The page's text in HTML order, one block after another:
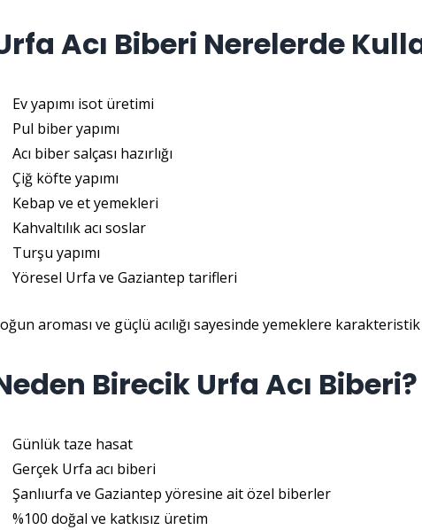
Acı Biberi Nerelerde
Ev yapımı isot üretimi
Pul biber yapımı
Acı biber salçası hazırlığı
Çiğ köfte yapımı
Kebap ve et yemekleri
Kahvaltılık acı soslar
Turşu yapımı
Yöresel Urfa ve Gaziantep tarifleri
aroması ve güçlü acılığı sayesinde yemeklere karakteristik
Birecik Urfa Acı Biberi?
Günlük taze hasat
Gerçek Urfa acı biberi
Şanlıurfa ve Gaziantep yöresine ait özel biberler
%100 doğal ve katkısız üretim